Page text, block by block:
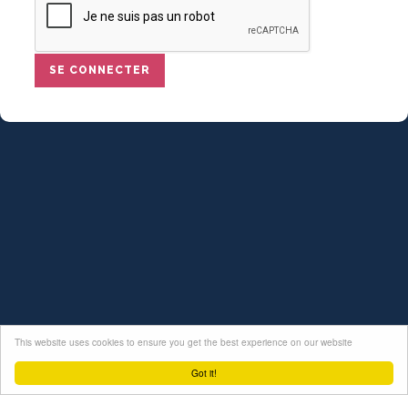
Got it!
This website uses cookies to ensure you get the best experience on our website